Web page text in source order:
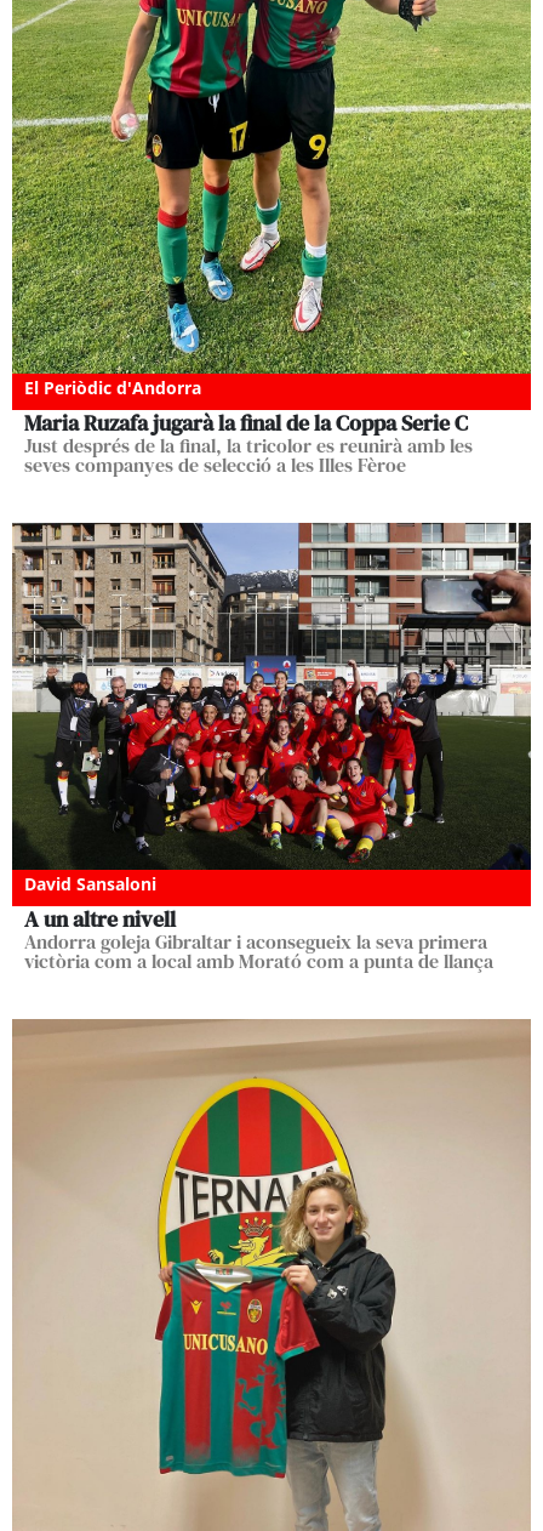
El Periòdic d'Andorra
Maria Ruzafa jugarà la final de la Coppa Serie C
Just després de la final, la tricolor es reunirà amb les
seves companyes de selecció a les Illes Fèroe
David Sansaloni
A un altre nivell
Andorra goleja Gibraltar i aconsegueix la seva primera
victòria com a local amb Morató com a punta de llança